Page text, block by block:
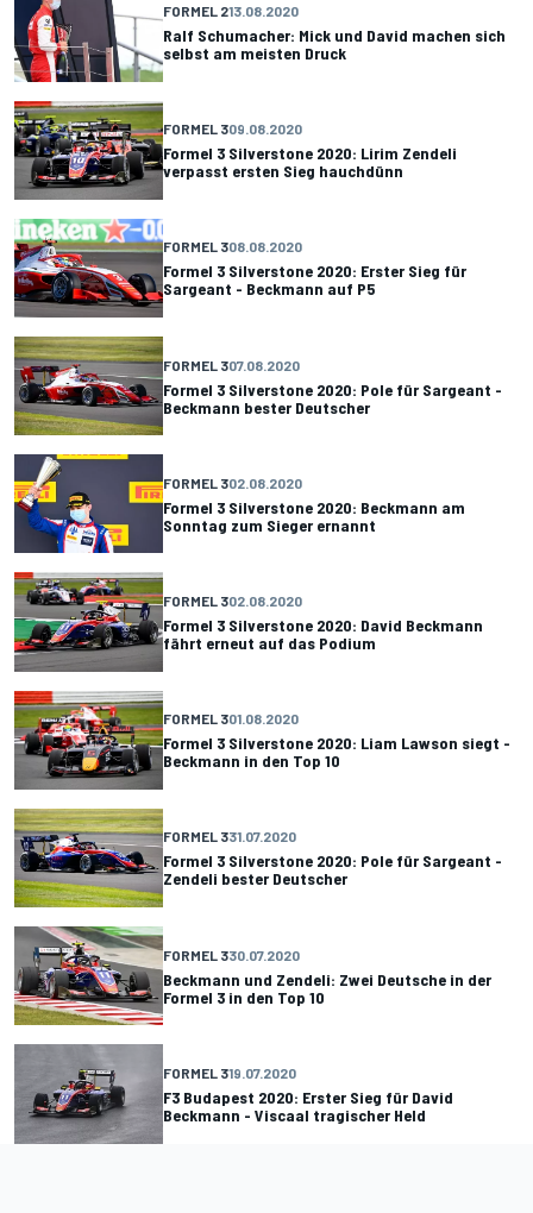
FORMEL 213.08.2020
Ralf Schumacher: Mick und David machen sich
selbst am meisten Druck
FORMEL 309.08.2020
Formel 3 Silverstone 2020: Lirim Zendeli
verpasst ersten Sieg hauchdünn
FORMEL 308.08.2020
Formel 3 Silverstone 2020: Erster Sieg für
Sargeant - Beckmann auf P5
FORMEL 307.08.2020
Formel 3 Silverstone 2020: Pole für Sargeant -
Beckmann bester Deutscher
FORMEL 302.08.2020
Formel 3 Silverstone 2020: Beckmann am
Sonntag zum Sieger ernannt
FORMEL 302.08.2020
Formel 3 Silverstone 2020: David Beckmann
fährt erneut auf das Podium
FORMEL 301.08.2020
Formel 3 Silverstone 2020: Liam Lawson siegt -
Beckmann in den Top 10
FORMEL 331.07.2020
Formel 3 Silverstone 2020: Pole für Sargeant -
Zendeli bester Deutscher
FORMEL 330.07.2020
Beckmann und Zendeli: Zwei Deutsche in der
Formel 3 in den Top 10
FORMEL 319.07.2020
F3 Budapest 2020: Erster Sieg für David
Beckmann - Viscaal tragischer Held